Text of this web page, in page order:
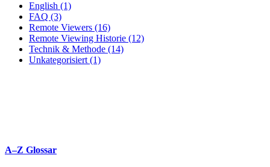
English (1)
FAQ (3)
Remote Viewers (16)
Remote Viewing Historie (12)
Technik & Methode (14)
Unkategorisiert (1)
A–Z Glossar